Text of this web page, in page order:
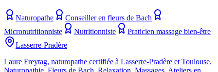
Naturopathe
Conseiller en fleurs de Bach
Micronutritionniste
Nutritionniste
Praticien massage bien-être
Lasserre-Pradère
Laure Freytag, naturopathe certifiée à Lasserre-Pradère et Toulouse.